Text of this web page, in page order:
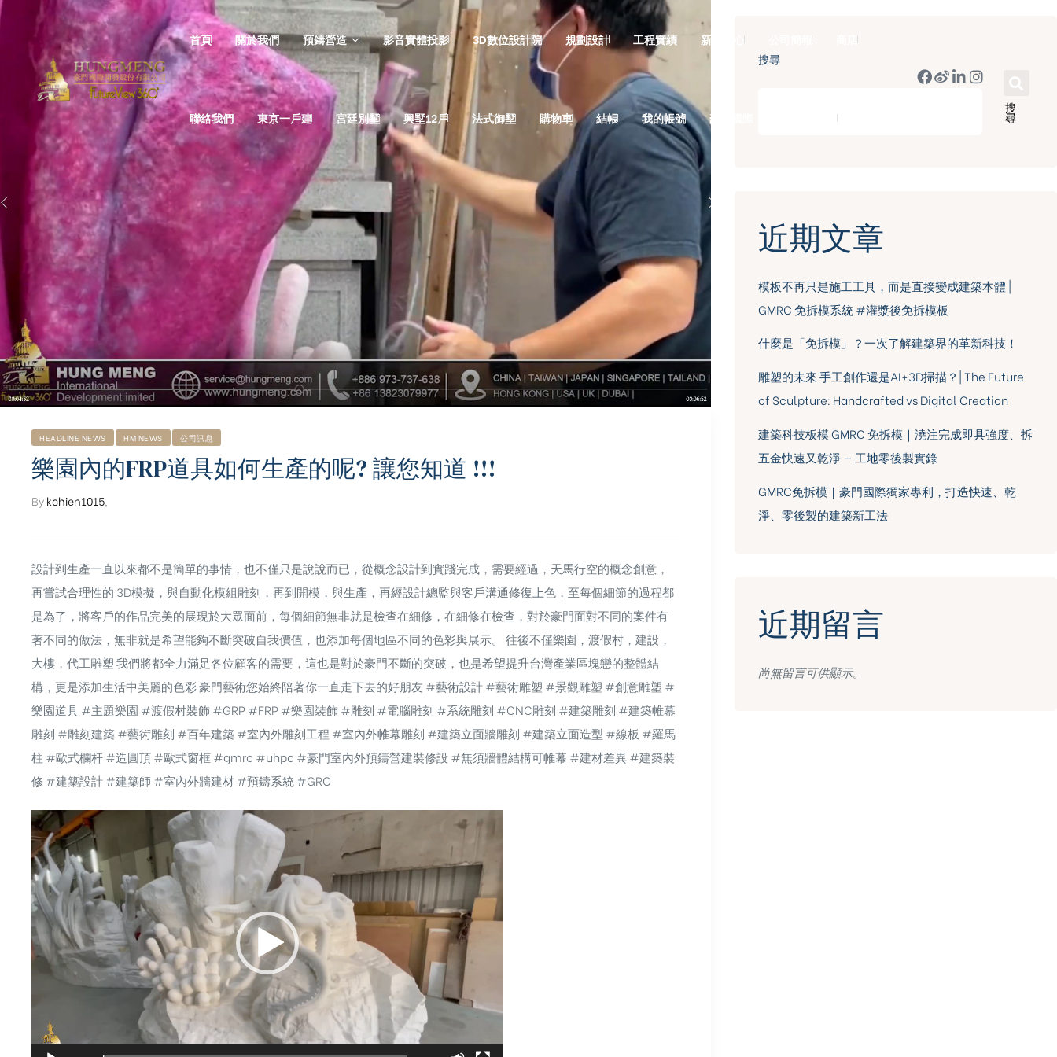
首頁 關於我們 預鑄營造 影音實體投影 3D數位設計院 規劃設計 工程實績 新聞中心 公司簡報 商店
聯絡我們 東京一戶建 宮廷別墅 興墅12戶 法式御墅 購物車 結帳 我的帳號 豪門國際 ｜ 50週年里程碑
HEADLINE NEWS HM NEWS 公司訊息
樂園內的FRP道具如何生產的呢? 讓您知道 !!!
Bykchien1015,
設計到生產一直以來都不是簡單的事情，也不僅只是說說而已，從概念設計到實踐完成，需要經過，天馬行空的概念創意，
再嘗試合理性的 3D模擬，與自動化模組雕刻，再到開模，與生產，再經設計總監與客戶溝通修復上色，至每個細節的過程都
是為了，將客戶的作品完美的展現於大眾面前，每個細節無非就是檢查在細修，在細修在檢查，對於豪門面對不同的案件有
著不同的做法，無非就是希望能夠不斷突破自我價值，也添加每個地區不同的色彩與展示。 往後不僅樂園，渡假村，建設，
大樓，代工雕塑 我們將都全力滿足各位顧客的需要，這也是對於豪門不斷的突破，也是希望提升台灣產業區塊戀的整體結
構，更是添加生活中美麗的色彩 豪門藝術您始終陪著你一直走下去的好朋友 #藝術設計#藝術雕塑 #景觀雕塑 #創意雕塑 #
樂園道具#主題樂園 #渡假村裝飾 #GRP#FRP#樂園裝飾 #雕刻 #電腦雕刻 #系統雕刻 #CNC雕刻 #建築雕刻 #建築帷幕
雕刻 #雕刻建築#藝術雕刻 #百年建築#室內外雕刻工程 #室內外帷幕雕刻 #建築立面牆雕刻 #建築立面造型 #線板 #羅馬
柱 #歐式欄杆#造圓頂#歐式窗框#gmrc #uhpc #豪門室內外預鑄營建裝修設 #無須牆體結構可帷幕 #建材差異#建築裝
修 #建築設計#建築師 #室內外牆建材#預鑄系統#GRC
視
訊
播
放
器
搜尋
搜
尋
近期文章
模板不再只是施工工具，而是直接變成建築本體 |
GMRC 免拆模系統 #灌漿後免拆模板
什麼是「免拆模」？一次了解建築界的革新科技！
雕塑的未來 手工創作還是AI+3D掃描？| The Future
of Sculpture: Handcrafted vs Digital Creation
建築科技板模 GMRC 免拆模｜澆注完成即具強度、拆
五金快速又乾淨 — 工地零後製實錄
GMRC免拆模｜豪門國際獨家專利，打造快速、乾
淨、零後製的建築新工法
近期留言
尚無留言可供顯示。
含日本